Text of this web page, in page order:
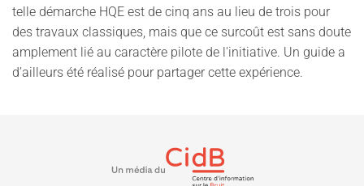
telle démarche HQE est de cinq ans au lieu de trois pour
des travaux classiques, mais que ce surcoût est sans doute
amplement lié au caractère pilote de l'initiative. Un guide a
d’ailleurs été réalisé pour partager cette expérience.